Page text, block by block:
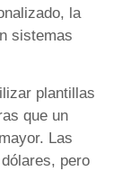
la
sistemas
plantillas
que un
Las
pero